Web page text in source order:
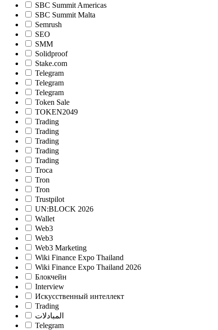
SBC Summit Americas
SBC Summit Malta
Semrush
SEO
SMM
Solidproof
Stake.com
Telegram
Telegram
Telegram
Token Sale
TOKEN2049
Trading
Trading
Trading
Trading
Trading
Troca
Tron
Tron
Trustpilot
UN:BLOCK 2026
Wallet
Web3
Web3
Web3 Marketing
Wiki Finance Expo Thailand
Wiki Finance Expo Thailand 2026
Блокчейн
Interview
Искусственный интеллект
Trading
المبادلات
Telegram